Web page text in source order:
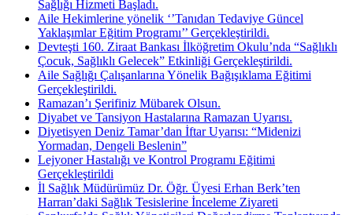
Sağlığı Hizmeti Başladı.
Aile Hekimlerine yönelik ‘’Tanıdan Tedaviye Güncel
Yaklaşımlar Eğitim Programı’’ Gerçekleştirildi.
Devteşti 160. Ziraat Bankası İlköğretim Okulu’nda “Sağlıklı
Çocuk, Sağlıklı Gelecek” Etkinliği Gerçekleştirildi.
Aile Sağlığı Çalışanlarına Yönelik Bağışıklama Eğitimi
Gerçekleştirildi.
Ramazan’ı Şerifiniz Mübarek Olsun.
Diyabet ve Tansiyon Hastalarına Ramazan Uyarısı.
Diyetisyen Deniz Tamar’dan İftar Uyarısı: “Midenizi
Yormadan, Dengeli Beslenin”
Lejyoner Hastalığı ve Kontrol Programı Eğitimi
Gerçekleştirildi
İl Sağlık Müdürümüz Dr. Öğr. Üyesi Erhan Berk’ten
Harran’daki Sağlık Tesislerine İnceleme Ziyareti